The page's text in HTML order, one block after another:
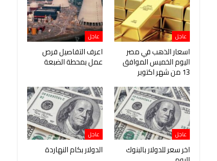
عاجل
اسعار الذهب في مصر
اليوم الخميس الموافق
13 من شهر اكتوبر
عاجل
اعرف التفاصيل فرص
عمل بمحطة الضبعة
عاجل
اخر سعر للدولار بالبنوك
عاجل
الدولار بكام النهاردة